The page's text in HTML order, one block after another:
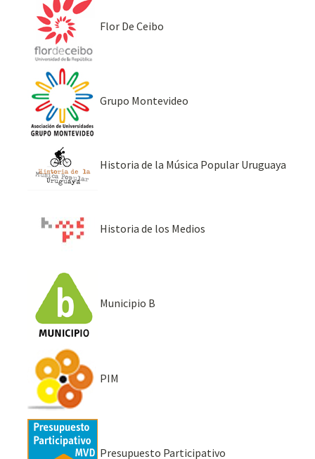
Flor De Ceibo
Grupo Montevideo
Historia de la Música Popular Uruguaya
Historia de los Medios
Municipio B
PIM
Presupuesto Participativo